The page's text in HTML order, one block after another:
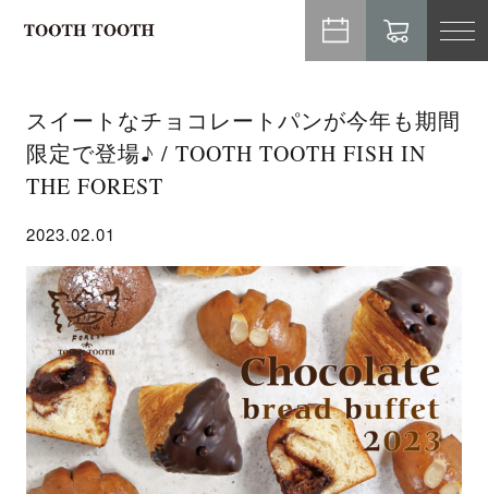
スイートなチョコレートパンが今年も期間
限定で登場♪ / TOOTH TOOTH FISH IN
THE FOREST
2023.02.01